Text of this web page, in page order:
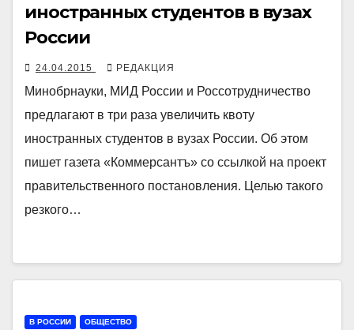
иностранных студентов в вузах
России
24.04.2015 РЕДАКЦИЯ
Минобрнауки, МИД России и Россотрудничество
предлагают в три раза увеличить квоту
иностранных студентов в вузах России. Об этом
пишет газета «Коммерсантъ» со ссылкой на проект
правительственного постановления. Целью такого
резкого…
В РОССИИ ОБЩЕСТВО